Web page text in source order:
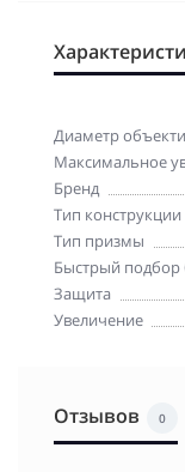
Диаметр
Максимальное
Бренд
Тип конструкции
Тип призмы
Быстрый подбор
Защита
Увеличение
Отзывов 0